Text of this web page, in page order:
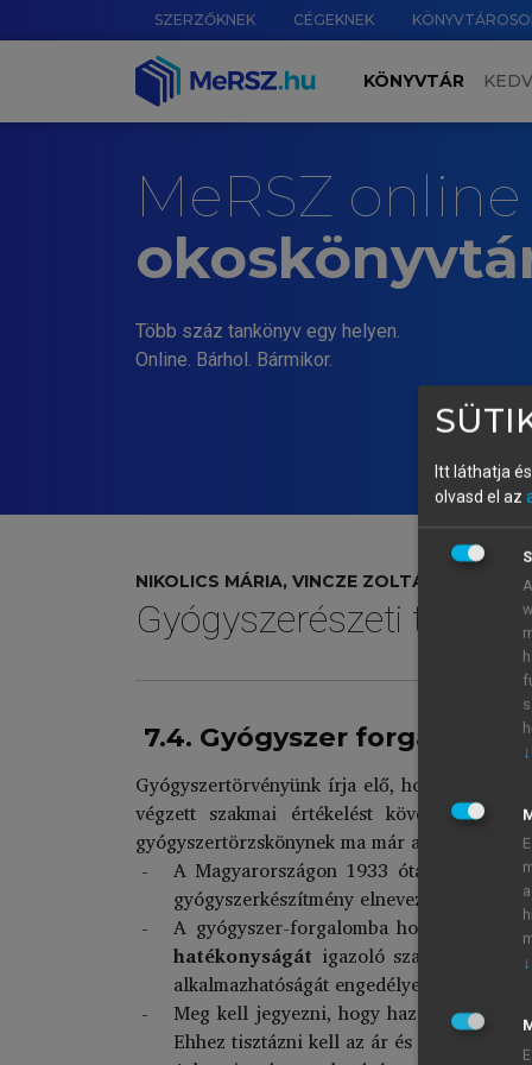
SZERZŐKNEK CÉGEKNEK
KÖNYVTÁR
MeRSZ online
Több száz tankönyv egy helyen.
Online. Bárhol. Bármikor.
NIKOLICS MÁRIA, VINCZE ZOLTÁN, ZELKÓ
Gyógyszerészeti
7.4. Gyógyszer
Gyógyszertörvényünk írja elő, hogy csak
végzett szakmai értékelést követően –
gyógyszertörzskönynek ma már az
A Magyarországon 1933 óta vezetett
gyógyszerkészítmény elnevezését és
A gyógyszer-forgalomba hozatal
hatékonyságát igazoló szakmai
alkalmazhatóságát engedélyező hatósági
Meg kell jegyezni, hogy hazánkban és
Ehhez tisztázni kell az ár és a
Itt láthatja
olvasd el az
↓
↓